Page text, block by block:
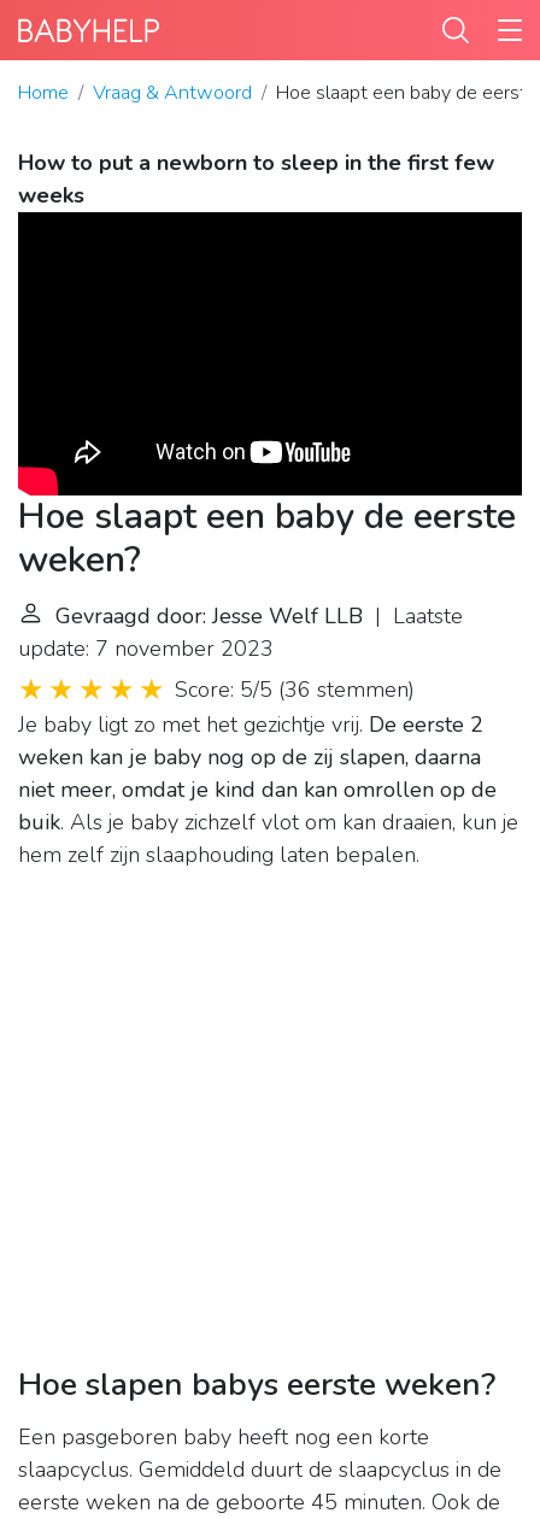
Home Vraag & Antwoord Hoe slaapt een baby de
How to put a newborn to sleep in the first few
weeks
Hoe slaapt een baby de eerste
weken?
Gevraagd door: Jesse Welf LLB | Laatste
update: 7 november 2023
Score: 5/5 (36 stemmen)
Je baby ligt zo met het gezichtje vrij. De eerste 2
weken kan je baby nog op de zij slapen, daarna
niet meer, omdat je kind dan kan omrollen op de
buik. Als je baby zichzelf vlot om kan draaien, kun je
hem zelf zijn slaaphouding laten bepalen.
Hoe slapen babys eerste weken?
Een pasgeboren baby heeft nog een korte
slaapcyclus. Gemiddeld duurt de slaapcyclus in de
eerste weken na de geboorte 45 minuten. Ook de